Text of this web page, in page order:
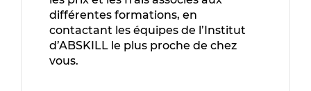
différentes formations, en
contactant les équipes de l’Institut
d’ABSKILL le plus proche de chez
vous.